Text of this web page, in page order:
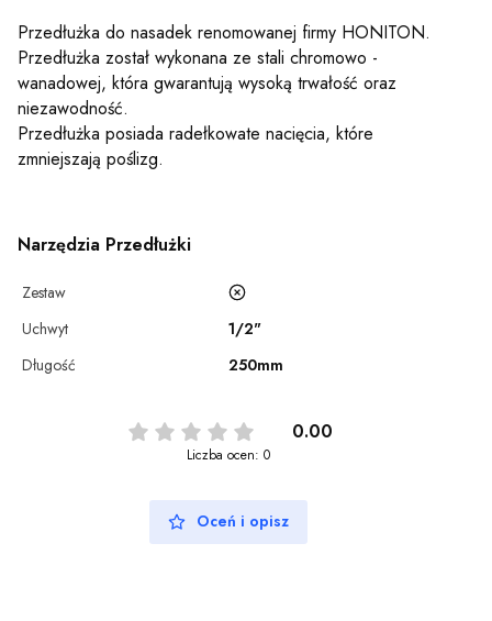
Przedłużka do nasadek renomowanej firmy HONITON.
Przedłużka został wykonana ze stali chromowo -
wanadowej, która gwarantują wysoką trwałość oraz
niezawodność.
Przedłużka posiada radełkowate nacięcia, które
zmniejszają poślizg.
Narzędzia Przedłużki
Zestaw
Uchwyt
1/2"
Długość
250mm
0.00
Liczba ocen: 0
Oceń i opisz